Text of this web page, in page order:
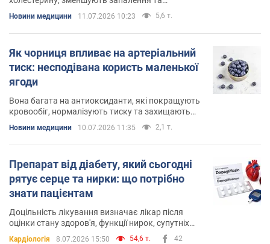
допомагають знизити ризик серцевих
захворювань
Новини медицини 11.07.2026 10:23 5,6 т.
Як чорниця впливає на артеріальний
тиск: несподівана користь маленької
ягоди
Вона багата на антиоксиданти, які покращують
кровообіг, нормалізують тиску та захищають
Новини медицини 10.07.2026 11:35 2,1 т.
Препарат від діабету, який сьогодні
рятує серце та нирки: що потрібно
знати пацієнтам
Доцільність лікування визначає лікар після
оцінки стану здоров'я, функції нирок, супутніх
захворювань і можливих ризиків
Кардіологія 8.07.2026 15:50 54,6 т. 42